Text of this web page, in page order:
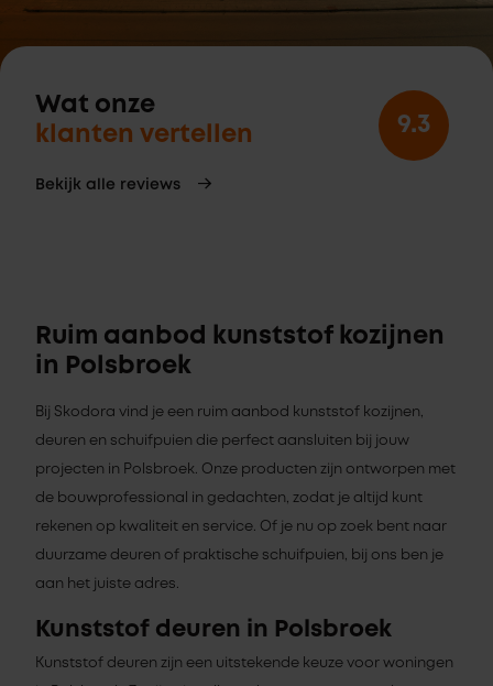
Wat onze
klanten vertellen
Bekijk alle reviews
9.3
Ruim aanbod kunststof kozijnen
in Polsbroek
Bij Skodora vind je een ruim aanbod kunststof kozijnen,
deuren en schuifpuien die perfect aansluiten bij jouw
projecten in Polsbroek. Onze producten zijn ontworpen met
de bouwprofessional in gedachten, zodat je altijd kunt
rekenen op kwaliteit en service. Of je nu op zoek bent naar
duurzame deuren of praktische schuifpuien, bij ons ben je
aan het juiste adres.
Kunststof deuren in Polsbroek
Kunststof deuren zijn een uitstekende keuze voor woningen